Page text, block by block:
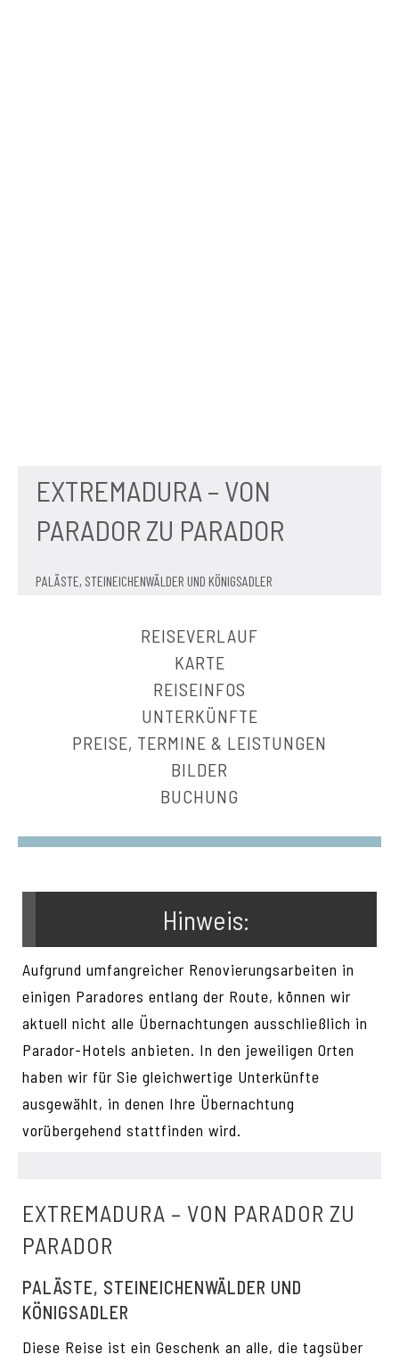
EXTREMADURA – VON
PARADOR ZU PARADOR
PALÄSTE, STEINEICHENWÄLDER UND KÖNIGSADLER
REISEVERLAUF
KARTE
REISEINFOS
UNTERKÜNFTE
PREISE, TERMINE & LEISTUNGEN
BILDER
BUCHUNG
Hinweis:
Aufgrund umfangreicher Renovierungsarbeiten in
einigen Paradores entlang der Route, können wir
aktuell nicht alle Übernachtungen ausschließlich in
Parador-Hotels anbieten. In den jeweiligen Orten
haben wir für Sie gleichwertige Unterkünfte
ausgewählt, in denen Ihre Übernachtung
vorübergehend stattfinden wird.
EXTREMADURA – VON PARADOR ZU
PARADOR
PALÄSTE, STEINEICHENWÄLDER UND
KÖNIGSADLER
Diese Reise ist ein Geschenk an alle, die tagsüber